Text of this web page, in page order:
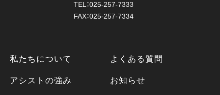
TEL：025-257-7333
FAX：025-257-7334
私たちについて
アシストの強み
よくある質問
お知らせ